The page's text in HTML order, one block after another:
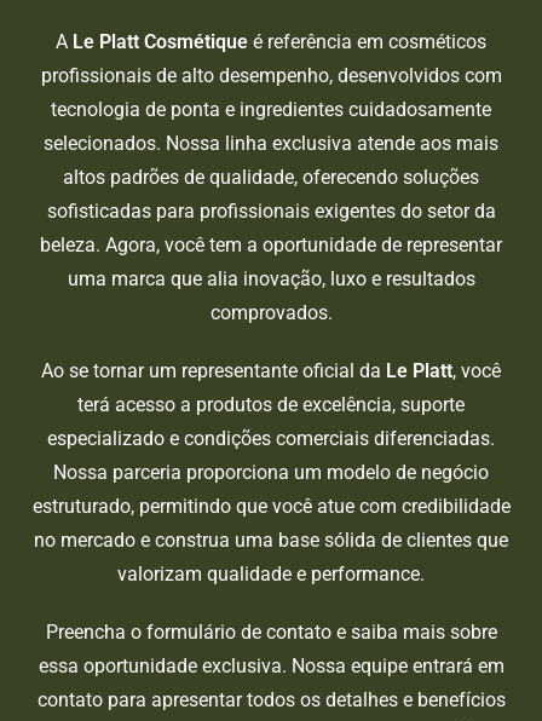
A Le Platt Cosmétique é referência em cosméticos
profissionais de alto desempenho, desenvolvidos com
tecnologia de ponta e ingredientes cuidadosamente
selecionados. Nossa linha exclusiva atende aos mais
altos padrões de qualidade, oferecendo soluções
sofisticadas para profissionais exigentes do setor da
beleza. Agora, você tem a oportunidade de representar
uma marca que alia inovação, luxo e resultados
comprovados.
Ao se tornar um representante oficial da Le Platt, você
terá acesso a produtos de excelência, suporte
especializado e condições comerciais diferenciadas.
Nossa parceria proporciona um modelo de negócio
estruturado, permitindo que você atue com credibilidade
no mercado e construa uma base sólida de clientes que
valorizam qualidade e performance.
Preencha o formulário de contato e saiba mais sobre
essa oportunidade exclusiva. Nossa equipe entrará em
contato para apresentar todos os detalhes e benefícios